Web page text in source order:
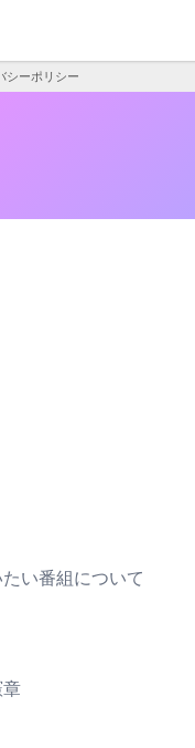
シーポリシー
い番組について
章